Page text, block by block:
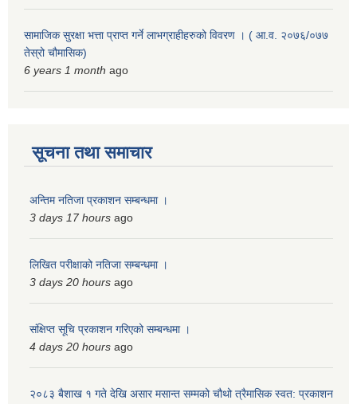
सामाजिक सुरक्षा भत्ता प्राप्त गर्ने लाभग्राहीहरुको विवरण । ( आ.व. २०७६/०७७
तेस्रो चौमासिक)
6 years 1 month ago
सूचना तथा समाचार
अन्तिम नतिजा प्रकाशन सम्बन्धमा ।
3 days 17 hours ago
लिखित परीक्षाको नतिजा सम्बन्धमा ।
3 days 20 hours ago
संक्षिप्त सूचि प्रकाशन गरिएको सम्बन्धमा ।
4 days 20 hours ago
२०८३ बैशाख १ गते देखि असार मसान्त सम्मको चौथो त्रैमासिक स्वत: प्रकाशन